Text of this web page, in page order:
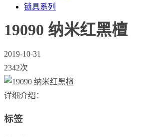
锁具系列
19090 纳米红黑檀
2019-10-31
2342次
详细介绍：
标签